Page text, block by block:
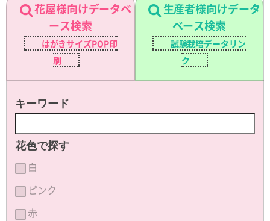
花屋様向けデータベ
ース検索
はがきサイズPOP印
刷
生産者様向けデータ
ベース検索
試験栽培データリン
ク
キーワード
花色で探す
白
ピンク
赤